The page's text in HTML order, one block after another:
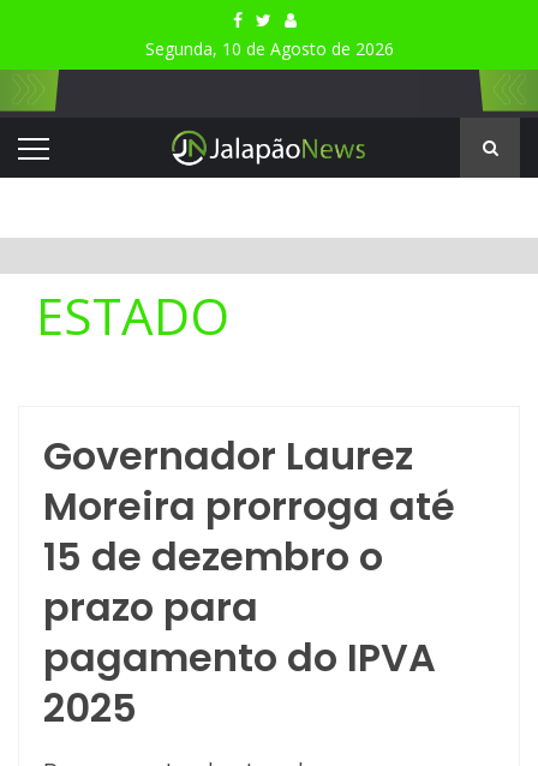
Segunda, 10 de Agosto de 2026
ESTADO
Governador Laurez
Moreira prorroga até
15 de dezembro o
prazo para
pagamento do IPVA
2025